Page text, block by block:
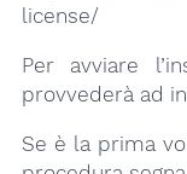
license/
Per avviare
provvederà ad
Se è la prima